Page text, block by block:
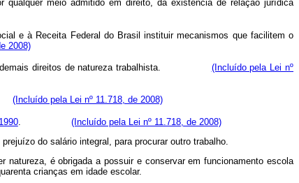
meio admitido em direito, da existência de relação jurídica
e à Receita Federal do Brasil instituir mecanismos que facilitem o
2008)
os demais direitos de natureza trabalhista. (Incluído pela Lei nº
(Incluído pela Lei nº 11.718, de 2008)
. (Incluído pela Lei nº 11.718, de 2008)
do salário integral, para procurar outro trabalho.
é obrigada a possuir e conservar em funcionamento escola
crianças em idade escolar.